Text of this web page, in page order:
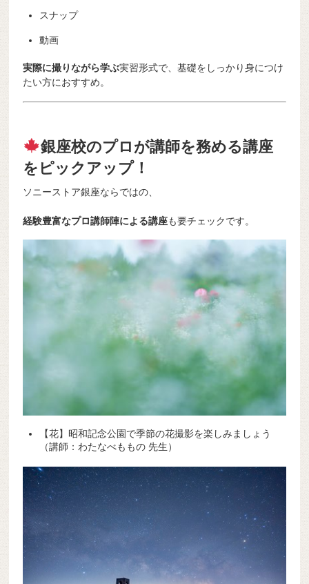
スナップ
動画
実際に撮りながら学ぶ実習形式で、基礎をしっかり身につけ
たい方におすすめ。
銀座校のプロが講師を務める講座
をピックアップ！
ソニーストア銀座ならではの、
経験豊富なプロ講師陣による講座も要チェックです。
【花】昭和記念公園で季節の花撮影を楽しみましょう
（講師：わたなべももの 先生）